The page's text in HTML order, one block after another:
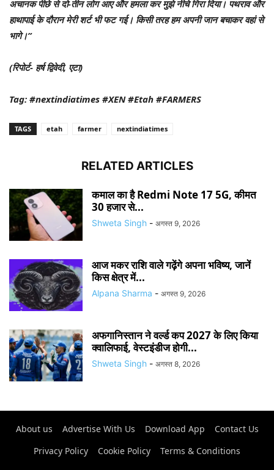
अचानक पीछे से दो-तीन लोग आए और हमला कर मुझे नीचे गिरा दिया। पथराव और
हाथापाई के दौरान मेरी शर्ट भी फट गई। किसी तरह हम अपनी जान बचाकर वहां से
भागे।”
(रिपोर्ट- हर्ष द्विवेदी, एटा)
Tag: #nextindiatimes #XEN #Etah #FARMERS
TAGS etah farmer nextindiatimes
RELATED ARTICLES
कमाल का है Redmi Note 17 5G, कीमत
30 हजार से...
Shweta Singh - अगस्त 9, 2026
आज मकर राशि वाले गढ़ेंगे अपना भविष्य, जानें
किस क्षेत्र में...
Alpana Sharma - अगस्त 9, 2026
अफगानिस्तान ने वर्ल्ड कप 2027 के लिए किया
क्वालिफाई, वेस्टइंडीज होगी...
Shweta Singh - अगस्त 8, 2026
About us Advertise With Us Download App
Contact Us
Privacy Policy
Cookie Policy Terms & Conditions